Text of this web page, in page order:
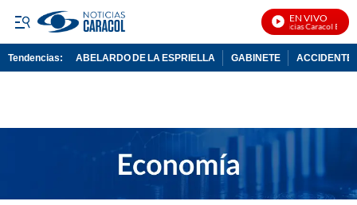
EN VIVO
Noticias Caracol En Vivo
Tendencias: ABELARDO DE LA ESPRIELLA GABINETE ACCIDENTE